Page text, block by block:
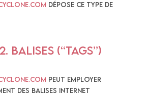
dépose ce type de
(“TAGS”)
peut employer
des balises Internet